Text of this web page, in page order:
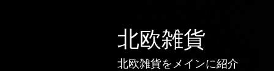
北欧雑貨
北欧雑貨をメインに紹介